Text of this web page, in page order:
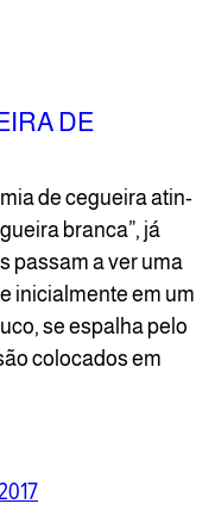
DE
de ceguei­ra atin­
bran­ca”, já
pas­sam a ver uma
ini­ci­al­men­te em um
se espa­lha pelo
colo­ca­dos em